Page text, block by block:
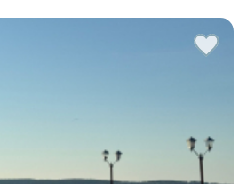
партнеров. Автобусный
Корела, водопады Ахвенкоски ,